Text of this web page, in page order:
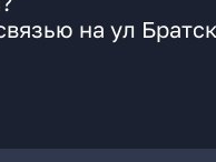
на ул